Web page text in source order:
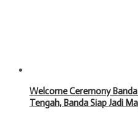
Welcome Ceremony
Tengah, Banda Siap Jadi